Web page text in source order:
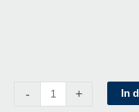
- + In